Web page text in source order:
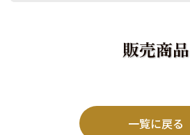
販売商品
一覧に戻る